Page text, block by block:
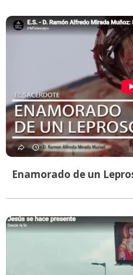
Enamorado de un